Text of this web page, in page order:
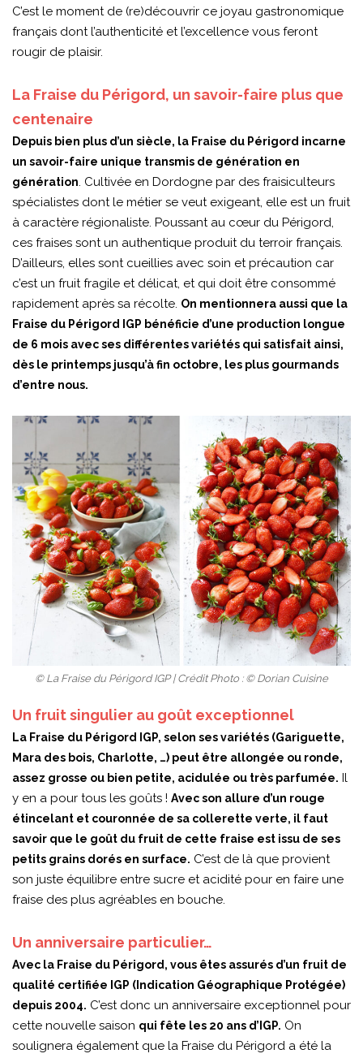
C’est le moment de (re)découvrir ce joyau gastronomique
français dont l’authenticité et l’excellence vous feront
rougir de plaisir.
La Fraise du Périgord, un savoir-faire plus que
centenaire
Depuis bien plus d’un siècle, la Fraise du Périgord incarne
un savoir-faire unique transmis de génération en
génération. Cultivée en Dordogne par des fraisiculteurs
spécialistes dont le métier se veut exigeant, elle est un fruit
à caractère régionaliste. Poussant au cœur du Périgord,
ces fraises sont un authentique produit du terroir français.
D’ailleurs, elles sont cueillies avec soin et précaution car
c’est un fruit fragile et délicat, et qui doit être consommé
rapidement après sa récolte. On mentionnera aussi que la
Fraise du Périgord IGP bénéficie d’une production longue
de 6 mois avec ses différentes variétés qui satisfait ainsi,
dès le printemps jusqu’à fin octobre, les plus gourmands
d’entre nous.
© La Fraise du Périgord IGP | Crédit Photo : © Dorian Cuisine
Un fruit singulier au goût exceptionnel
La Fraise du Périgord IGP, selon ses variétés (Gariguette,
Mara des bois, Charlotte, …) peut être allongée ou ronde,
assez grosse ou bien petite, acidulée ou très parfumée. Il
y en a pour tous les goûts ! Avec son allure d’un rouge
étincelant et couronnée de sa collerette verte, il faut
savoir que le goût du fruit de cette fraise est issu de ses
petits grains dorés en surface. C’est de là que provient
son juste équilibre entre sucre et acidité pour en faire une
fraise des plus agréables en bouche.
Un anniversaire particulier…
Avec la Fraise du Périgord, vous êtes assurés d’un fruit de
qualité certifiée IGP (Indication Géographique Protégée)
depuis 2004. C’est donc un anniversaire exceptionnel pour
cette nouvelle saison qui fête les 20 ans d’IGP. On
soulignera également que la Fraise du Périgord a été la